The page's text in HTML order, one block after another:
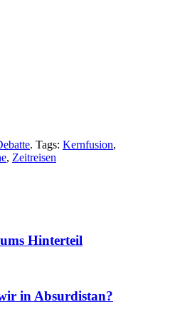
. Tags: Kernfusion,
, Zeitreisen
Hinterteil
in Absurdistan?